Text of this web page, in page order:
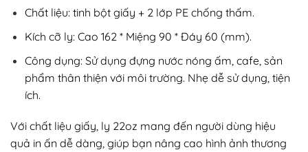
Chất liệu: tinh bột giấy + 2 lớp PE chống thấm.
Kích cỡ ly: Cao 162 * Miệng 90 * Đáy 60 (mm).
Công dụng: Sử dụng đựng nước nóng ấm, cafe, sản
phẩm thân thiện với môi trường. Nhẹ dễ sử dụng, tiện
ích.
Với chất liệu giấy, ly 22oz mang đến người dùng hiệu
quả in ấn dễ dàng, giúp bạn nâng cao hình ảnh thương